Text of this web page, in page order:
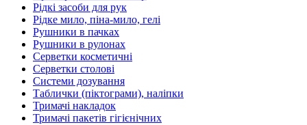
Рідкі засоби для рук
Рідке мило, піна-мило, гелі
Рушники в пачках
Рушники в рулонах
Серветки косметичні
Серветки столові
Системи дозування
Таблички (піктограми), наліпки
Тримачі накладок
Тримачі пакетів гігієнічних